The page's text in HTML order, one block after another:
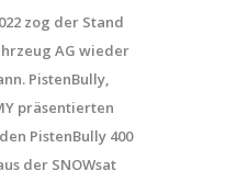
zog der Stand
AG wieder
PistenBully,
präsentierten
PistenBully 400
der SNOWsat